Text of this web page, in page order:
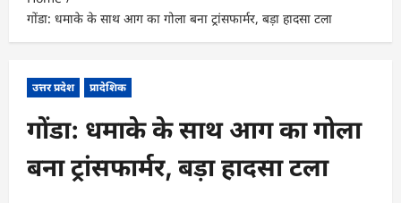
गोंडा: धमाके के साथ आग का गोला बना ट्रांसफार्मर, बड़ा हादसा टला
उत्तर प्रदेश प्रादेशिक
गोंडा: धमाके के साथ आग का गोला
बना ट्रांसफार्मर, बड़ा हादसा टला